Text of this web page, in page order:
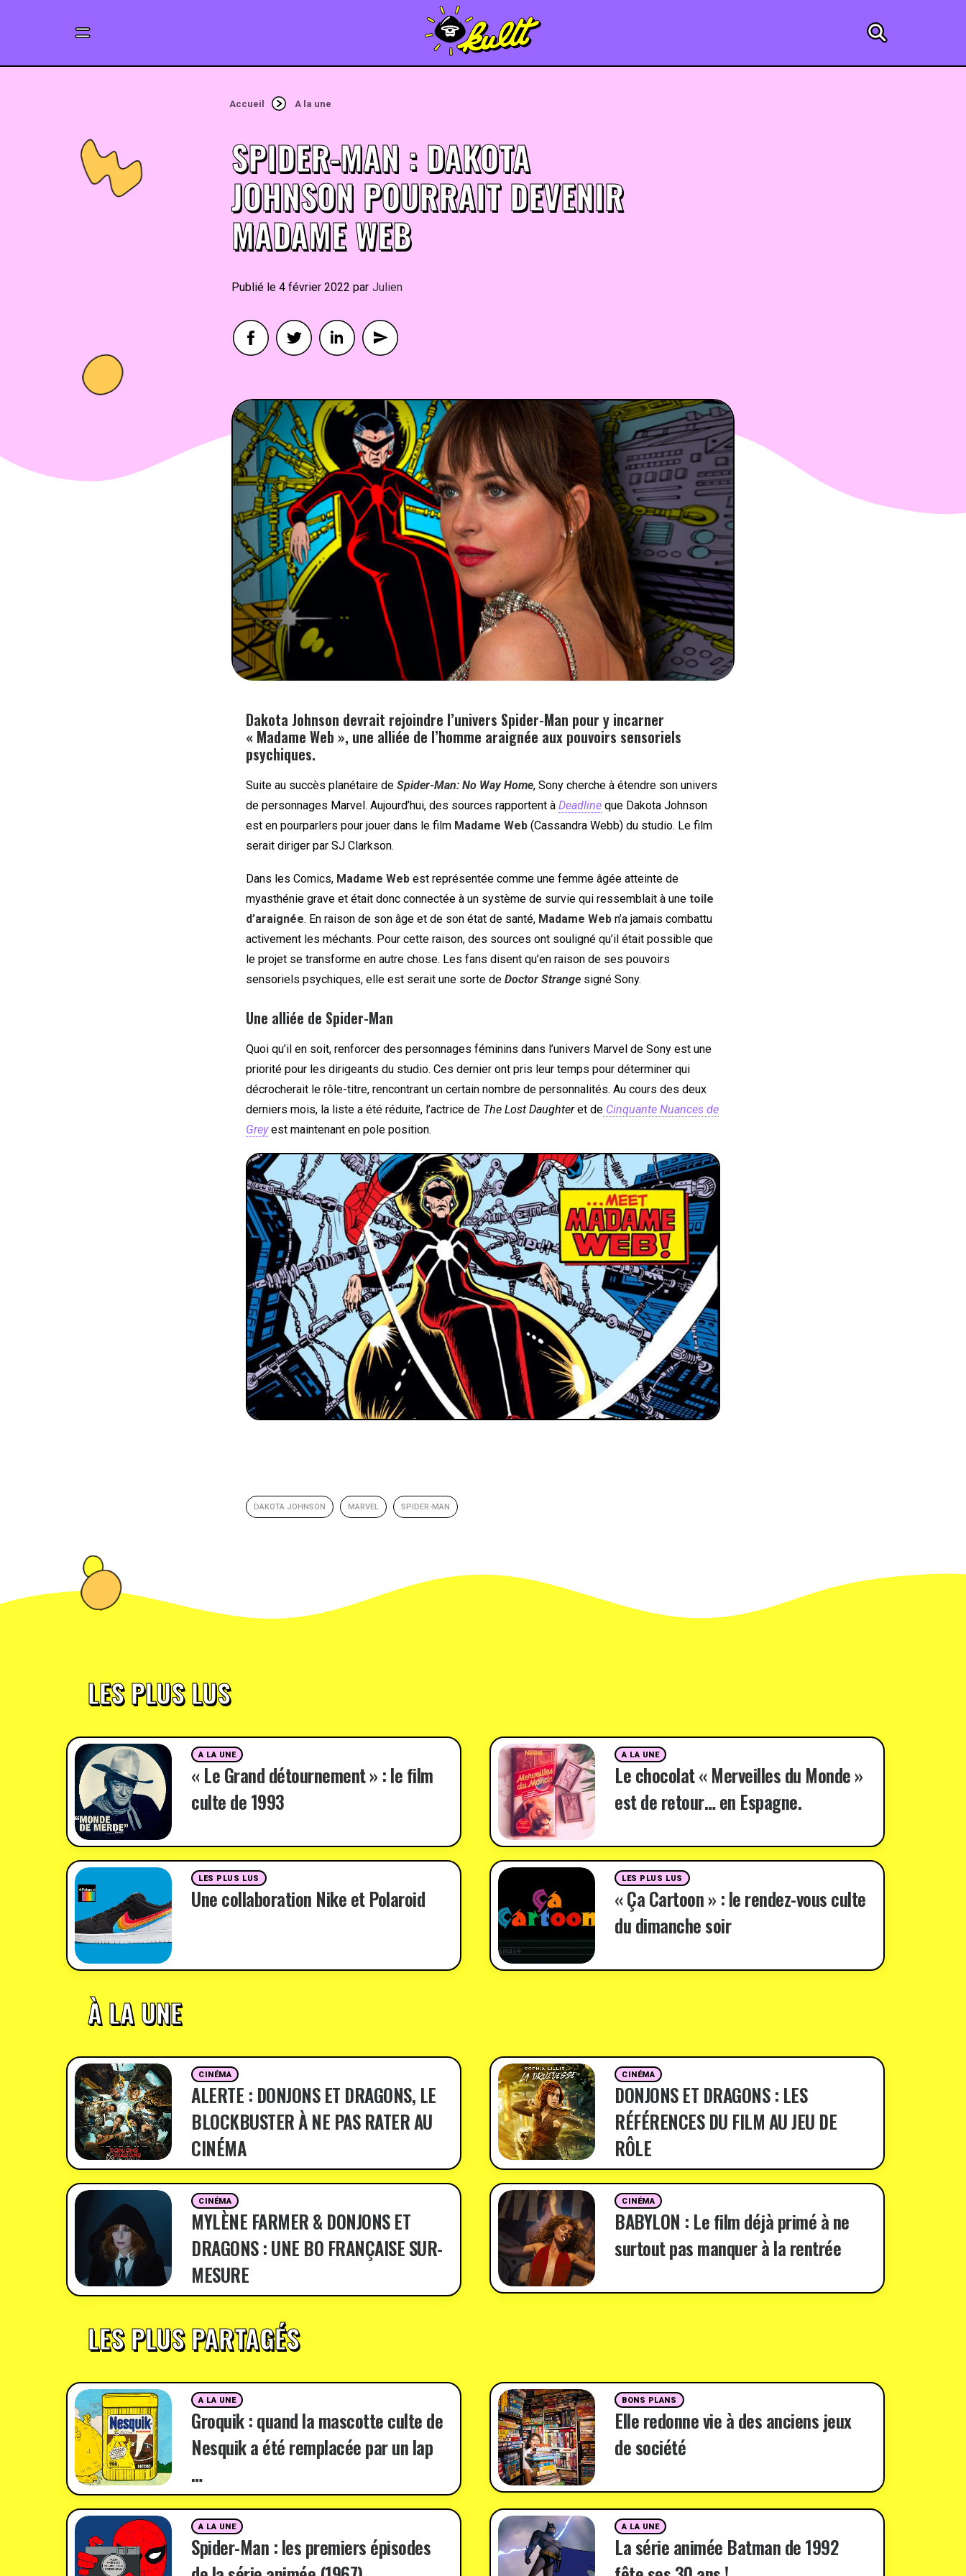
Accueil A la une
SPIDER-MAN : DAKOTA
JOHNSON POURRAIT DEVENIR
MADAME WEB
4 février 2022 By Julien
Dakota Johnson devrait rejoindre l’univers Spider-Man pour y incarner
« Madame Web », une alliée de l’homme araignée aux pouvoirs sensoriels
psychiques.
Suite au succès planétaire de Spider-Man: No Way Home, Sony cherche à étendre son univers
de personnages Marvel. Aujourd’hui, des sources rapportent à Deadline que Dakota Johnson
est en pourparlers pour jouer dans le film Madame Web (Cassandra Webb) du studio. Le film
serait diriger par SJ Clarkson.
Dans les Comics, Madame Web est représentée comme une femme âgée atteinte de
myasthénie grave et était donc connectée à un système de survie qui ressemblait à une toile
d’araignée. En raison de son âge et de son état de santé, Madame Web n’a jamais combattu
activement les méchants. Pour cette raison, des sources ont souligné qu’il était possible que
le projet se transforme en autre chose. Les fans disent qu’en raison de ses pouvoirs
sensoriels psychiques, elle est serait une sorte de Doctor Strange signé Sony.
Une alliée de Spider-Man
Quoi qu’il en soit, renforcer des personnages féminins dans l’univers Marvel de Sony est une
priorité pour les dirigeants du studio. Ces dernier ont pris leur temps pour déterminer qui
décrocherait le rôle-titre, rencontrant un certain nombre de personnalités. Au cours des deux
derniers mois, la liste a été réduite, l’actrice de The Lost Daughteret de Cinquante Nuances de
Greyest maintenant en pole position.
DAKOTA JOHNSON MARVEL SPIDER-MAN
LES PLUS LUS
A LA UNE
« Le Grand détournement » : le film
culte de 1993
A LA UNE
Le chocolat « Merveilles du Monde »
est de retour… en Espagne.
LES PLUS LUS
Une collaboration Nike et Polaroid
LES PLUS LUS
« Ça Cartoon » : le rendez-vous culte
du dimanche soir
À LA UNE
CINÉMA
ALERTE : DONJONS ET DRAGONS, LE
BLOCKBUSTER À NE PAS RATER AU
CINÉMA
CINÉMA
DONJONS ET DRAGONS : LES
RÉFÉRENCES DU FILM AU JEU DE
RÔLE
CINÉMA
MYLÈNE FARMER & DONJONS ET
DRAGONS : UNE BO FRANÇAISE SUR-
MESURE
CINÉMA
BABYLON : Le film déjà primé à ne
surtout pas manquer à la rentrée
LES PLUS PARTAGÉS
A LA UNE
Groquik : quand la mascotte culte de
Nesquik a été remplacée par un lap
…
BONS PLANS
Elle redonne vie à des anciens jeux
de société
A LA UNE
Spider-Man : les premiers épisodes
A LA UNE
La série animée Batman de 1992